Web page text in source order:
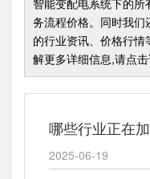
智能变配电系统下的所
务流程价格。同时我们
的行业资讯、价格行
解更多详细信息,请点
哪些行业正在
2025-06-19